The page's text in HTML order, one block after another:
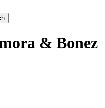
& Bonez